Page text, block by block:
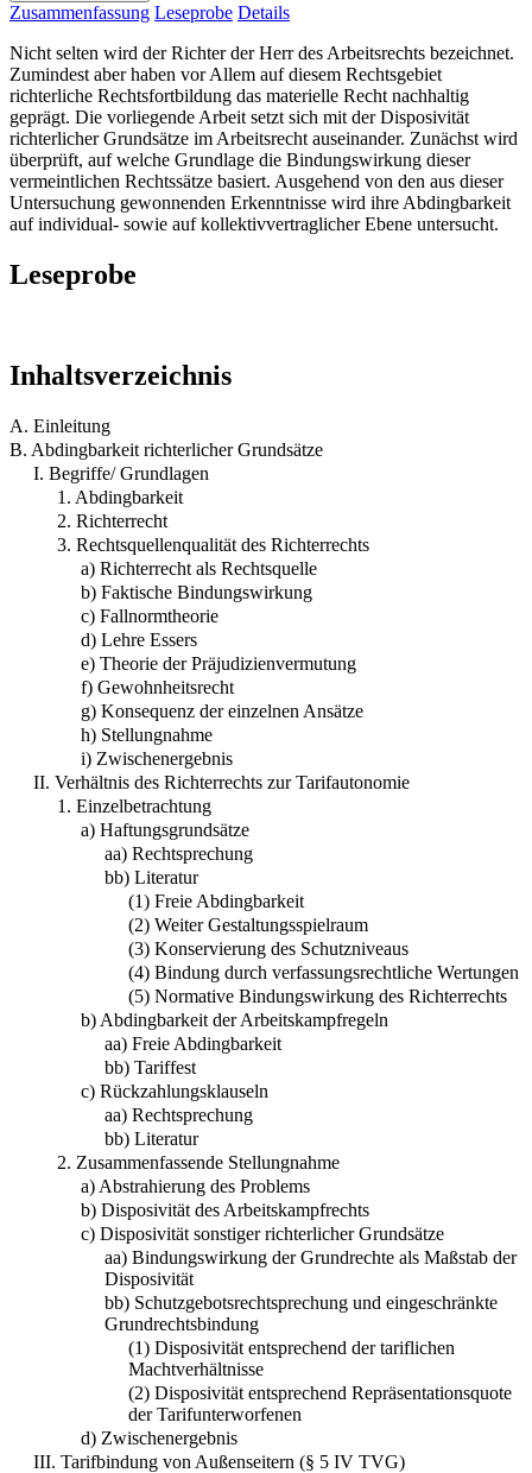
Zusammenfassung Leseprobe Details
Nicht selten wird der Richter der Herr des Arbeitsrechts bezeichnet.
Zumindest aber haben vor Allem auf diesem Rechtsgebiet
richterliche Rechtsfortbildung das materielle Recht nachhaltig
geprägt. Die vorliegende Arbeit setzt sich mit der Disposivität
richterlicher Grundsätze im Arbeitsrecht auseinander. Zunächst wird
überprüft, auf welche Grundlage die Bindungswirkung dieser
vermeintlichen Rechtssätze basiert. Ausgehend von den aus dieser
Untersuchung gewonnenden Erkenntnisse wird ihre Abdingbarkeit
auf individual- sowie auf kollektivvertraglicher Ebene untersucht.
Leseprobe
Inhaltsverzeichnis
A. Einleitung
B. Abdingbarkeit richterlicher Grundsätze
I. Begriffe/ Grundlagen
1. Abdingbarkeit
2. Richterrecht
3. Rechtsquellenqualität des Richterrechts
a) Richterrecht als Rechtsquelle
b) Faktische Bindungswirkung
c) Fallnormtheorie
d) Lehre Essers
e) Theorie der Präjudizienvermutung
f) Gewohnheitsrecht
g) Konsequenz der einzelnen Ansätze
h) Stellungnahme
i) Zwischenergebnis
II. Verhältnis des Richterrechts zur Tarifautonomie
1. Einzelbetrachtung
a) Haftungsgrundsätze
aa) Rechtsprechung
bb) Literatur
(1) Freie Abdingbarkeit
(2) Weiter Gestaltungsspielraum
(3) Konservierung des Schutzniveaus
(4) Bindung durch verfassungsrechtliche Wertungen
(5) Normative Bindungswirkung des Richterrechts
b) Abdingbarkeit der Arbeitskampfregeln
aa) Freie Abdingbarkeit
bb) Tariffest
c) Rückzahlungsklauseln
aa) Rechtsprechung
bb) Literatur
2. Zusammenfassende Stellungnahme
a) Abstrahierung des Problems
b) Disposivität des Arbeitskampfrechts
c) Disposivität sonstiger richterlicher Grundsätze
aa) Bindungswirkung der Grundrechte als Maßstab der
Disposivität
bb) Schutzgebotsrechtsprechung und eingeschränkte
Grundrechtsbindung
(1) Disposivität entsprechend der tariflichen
Machtverhältnisse
(2) Disposivität entsprechend Repräsentationsquote
der Tarifunterworfenen
d) Zwischenergebnis
III. Tarifbindung von Außenseitern (§ 5 IV TVG)